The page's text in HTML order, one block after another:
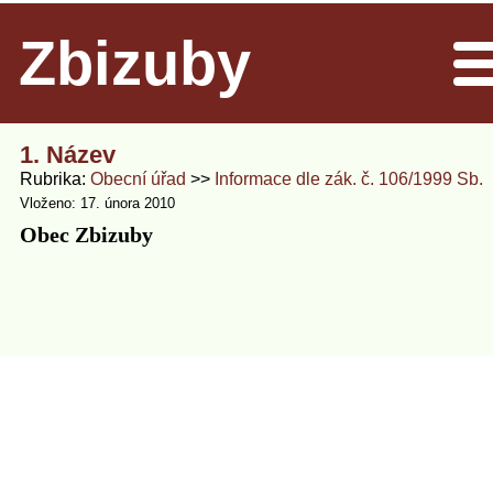
Zbizuby
1. Název
Rubrika Obecní úřad Informace dle zák. č. 106/1999 Sb.
Vloženo: 17. února 2010
Obec Zbizuby